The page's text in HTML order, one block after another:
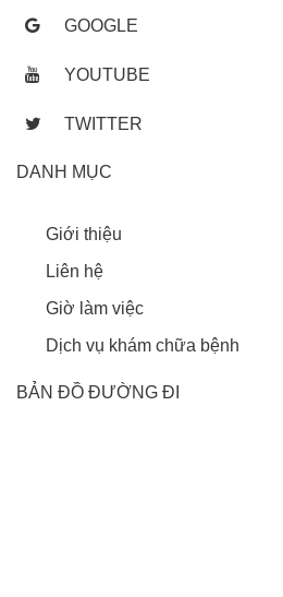
GOOGLE
YOUTUBE
TWITTER
DANH MỤC
Giới thiệu
Liên hệ
Giờ làm việc
Dịch vụ khám chữa bệnh
BẢN ĐỒ ĐƯỜNG ĐI